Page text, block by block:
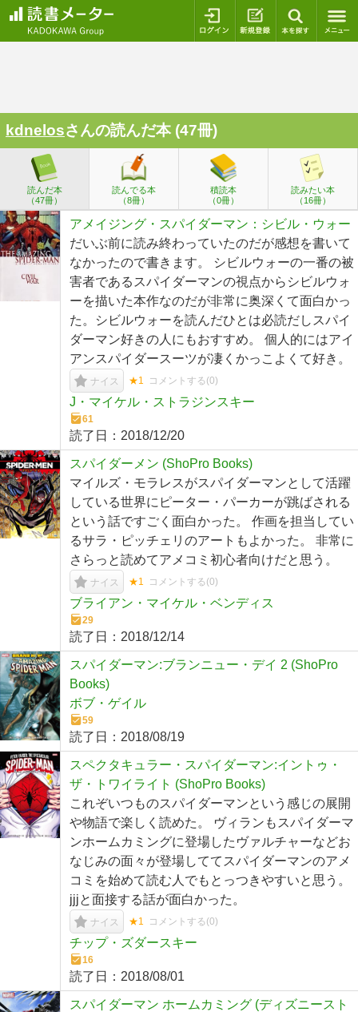
ログイン 新規登録
kdnelosさんの読んだ本 (47冊)
読んだ本
（47冊）
読んでる本
（8冊）
積読本
（0冊）
読みたい本
（16冊）
アメイジング・スパイダーマン：シビル・ウォー
だいぶ前に読み終わっていたのだが感想を書いて
なかったので書きます。 シビルウォーの一番の被
害者であるスパイダーマンの視点からシビルウォ
ーを描いた本作なのだが非常に奥深くて面白かっ
た。シビルウォーを読んだひとは必読だしスパイ
ダーマン好きの人にもおすすめ。 個人的にはアイ
アンスパイダースーツが凄くかっこよくて好き。
ナイス ★1 コメントする(0)
J・マイケル・ストラジンスキー
61
読了日： 2018/12/20
スパイダーメン (ShoPro Books)
マイルズ・モラレスがスパイダーマンとして活躍
している世界にピーター・パーカーが跳ばされる
という話ですごく面白かった。 作画を担当してい
るサラ・ピッチェリのアートもよかった。 非常に
さらっと読めてアメコミ初心者向けだと思う。
ナイス ★1 コメントする(0)
ブライアン・マイケル・ベンディス
29
読了日： 2018/12/14
スパイダーマン:ブランニュー・デイ 2 (ShoPro
Books)
ボブ・ゲイル
59
読了日： 2018/08/19
スペクタキュラー・スパイダーマン:イントゥ・
ザ・トワイライト (ShoPro Books)
これぞいつものスパイダーマンという感じの展開
や物語で楽しく読めた。 ヴィランもスパイダーマ
ンホームカミングに登場したヴァルチャーなどお
なじみの面々が登場しててスパイダーマンのアメ
コミを始めて読む人でもとっつきやすいと思う。
jjjと面接する話が面白かった。
ナイス ★1 コメントする(0)
チップ・ズダースキー
16
読了日： 2018/08/01
スパイダーマン ホームカミング (ディズニースト